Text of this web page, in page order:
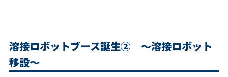
溶接ロボットブース誕生② ～溶接ロボット
移設～